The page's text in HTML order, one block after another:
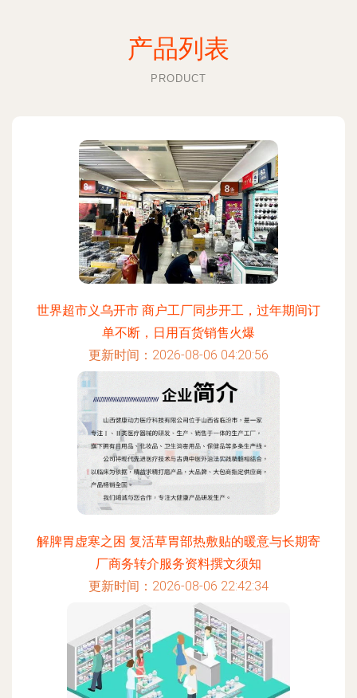
产品列表
PRODUCT
世界超市义乌开市 商户工厂同步开工，过年期间订
单不断，日用百货销售火爆
更新时间：2026-08-06 04:20:56
解脾胃虚寒之困 复活草胃部热敷贴的暖意与长期寄
厂商务转介服务资料撰文须知
更新时间：2026-08-06 22:42:34